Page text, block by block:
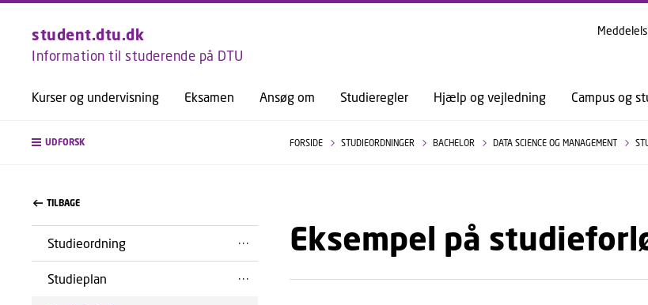
GÅ TIL PRIMÆRT INDHOLD (TRYK
student.dtu.dk
Information til studerende på DTU
Kurser og undervisning Eksamen Ansøg om Studieregler Hjælp og vejledning Campus og
UDFORSK FORSIDE STUDIEORDNINGER BACHELOR DATA SCIENCE OG MANAGEMENT
TILBAGE
Studieordning
Studieplan
Eksempel på